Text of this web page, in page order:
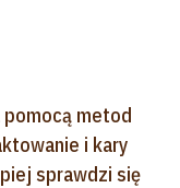
metod
i kary
sprawdzi się